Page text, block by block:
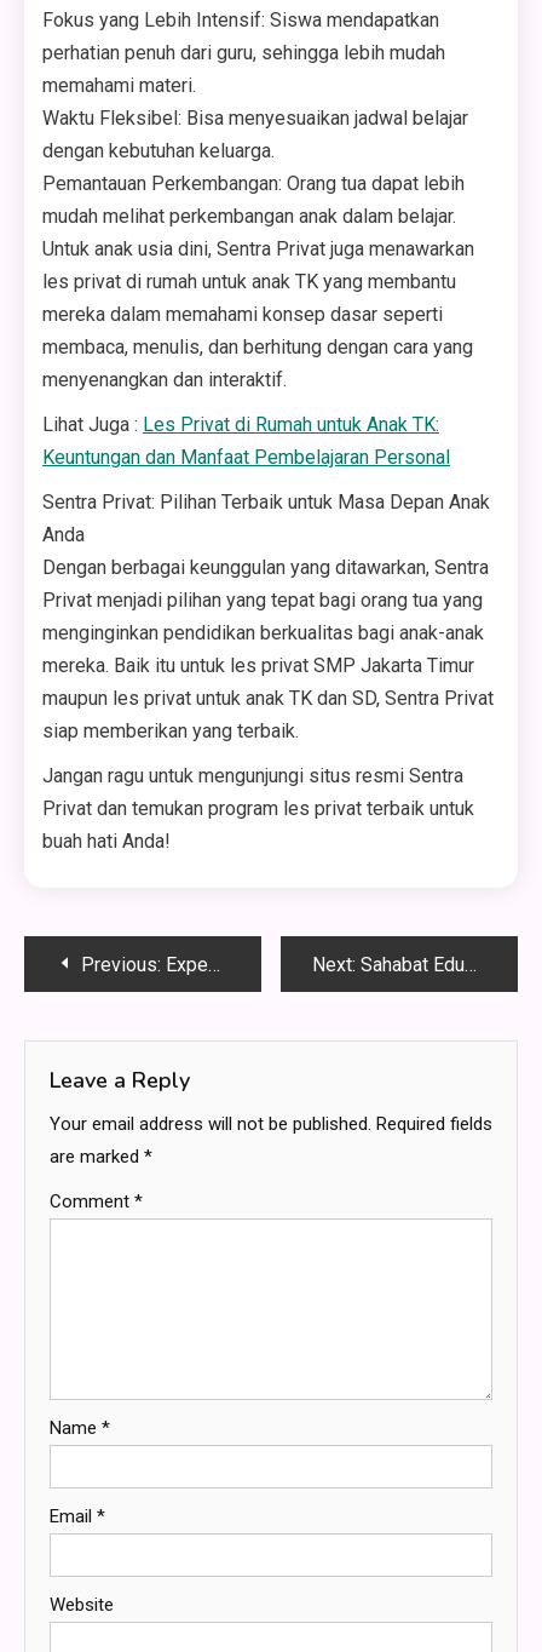
Fokus yang Lebih Intensif: Siswa mendapatkan
perhatian penuh dari guru, sehingga lebih mudah
memahami materi.
Waktu Fleksibel: Bisa menyesuaikan jadwal belajar
dengan kebutuhan keluarga.
Pemantauan Perkembangan: Orang tua dapat lebih
mudah melihat perkembangan anak dalam belajar.
Untuk anak usia dini, Sentra Privat juga menawarkan
les privat di rumah untuk anak TK yang membantu
mereka dalam memahami konsep dasar seperti
membaca, menulis, dan berhitung dengan cara yang
menyenangkan dan interaktif.
Lihat Juga : Les Privat di Rumah untuk Anak TK:
Keuntungan dan Manfaat Pembelajaran Personal
Sentra Privat: Pilihan Terbaik untuk Masa Depan Anak
Anda
Dengan berbagai keunggulan yang ditawarkan, Sentra
Privat menjadi pilihan yang tepat bagi orang tua yang
menginginkan pendidikan berkualitas bagi anak-anak
mereka. Baik itu untuk les privat SMP Jakarta Timur
maupun les privat untuk anak TK dan SD, Sentra Privat
siap memberikan yang terbaik.
Jangan ragu untuk mengunjungi situs resmi Sentra
Privat dan temukan program les privat terbaik untuk
buah hati Anda!
PostPrevious: Expediheal.com: Solusi Terkini untuk Pengobatan Kanker di Rumah Sakit Modern Next: Sahabat Education: Tempat Privat SMP Depok yang Mengasah Kreativitas dan Prestasi
Leave a Reply
Your email address will not be published. Required fields
are marked *
Comment *
Name *
Email *
Website